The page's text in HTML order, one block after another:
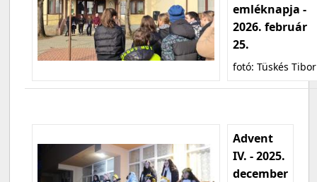
emléknapja -
2026. február
25.
fotó: Tüskés Tibor
Advent
IV. - 2025.
december